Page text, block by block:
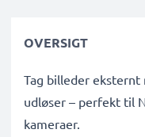
OVERSIGT
Tag billeder
udløser – perfekt til
kameraer.